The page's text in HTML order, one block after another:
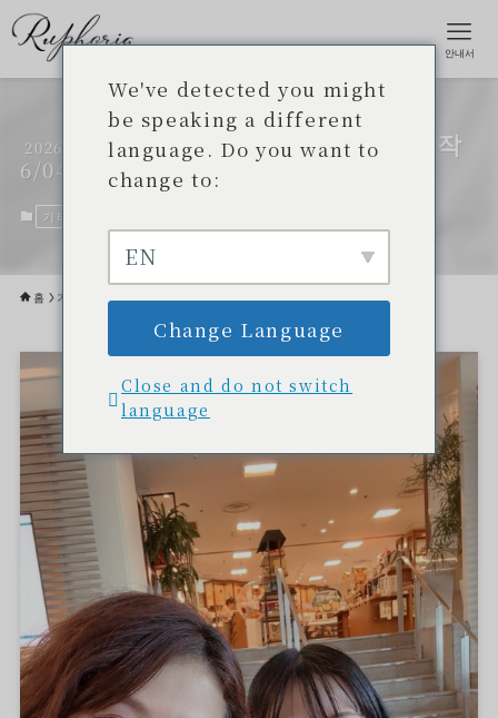
안내서
르네상스 호텔에서 판매를 시작
했습니다
2026
6/04
기타
홈 기타
We've detected you might
be speaking a different
language. Do you want to
change to:
EN
Change Language
Close and do not switch
language